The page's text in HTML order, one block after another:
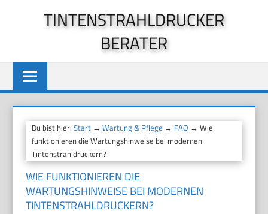
TINTENSTRAHLDRUCKER
BERATER
Du bist hier:Start →Wartung & Pflege → FAQ → Wie
funktionieren die Wartungshinweise bei modernen
Tintenstrahldruckern?
WIE FUNKTIONIEREN DIE
WARTUNGSHINWEISE BEI MODERNEN
TINTENSTRAHLDRUCKERN?